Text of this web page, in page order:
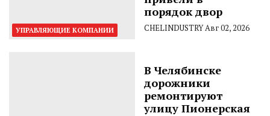
УПРАВЛЯЮЩИЕ КОМПАНИИ
порядок двор
CHELINDUSTRYАвг 02, 2026
В Челябинске
дорожники
ремонтируют
улицу Пионерская